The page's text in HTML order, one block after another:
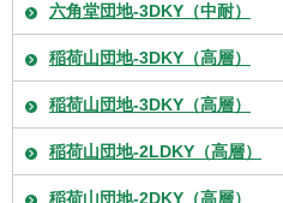
六角堂団地-3DKY（中耐）
稲荷山団地-3DKY（高層）
稲荷山団地-3DKY（高層）
稲荷山団地-2LDKY（高層）
稲荷山団地-2DKY（高層）